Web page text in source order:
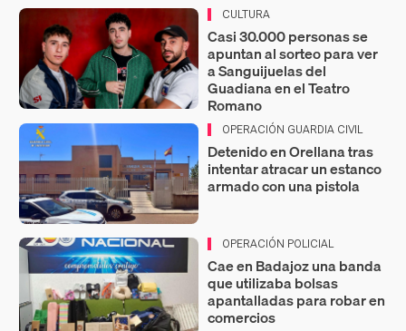
CULTURA
Casi 30.000 personas se
apuntan al sorteo para ver
a Sanguijuelas del
Guadiana en el Teatro
Romano
OPERACIÓN GUARDIA CIVIL
Detenido en Orellana tras
intentar atracar un estanco
armado con una pistola
OPERACIÓN POLICIAL
Cae en Badajoz una banda
que utilizaba bolsas
apantalladas para robar en
comercios